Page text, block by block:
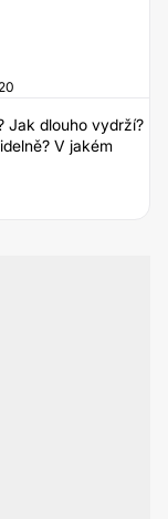
Jak dlouho vydrží?
V jakém